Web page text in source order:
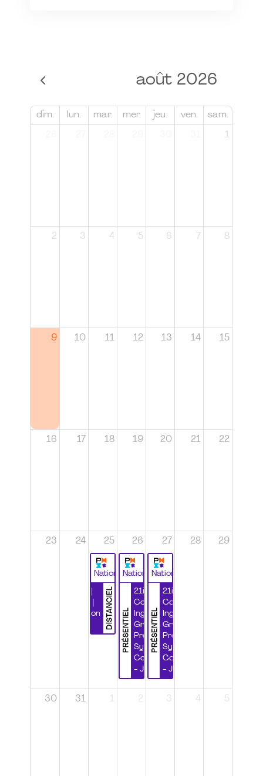
août 2026
dim. lun. mar. mer. jeu. ven. sam.
1
2 3 4 5 6 7 8
9 10 11 12 13 14 15
16 17 18 19 20 21 22
23 24 25
National
DISTANCIEL
Certification
26
National
PRÉSENTIEL
21ième
Congrès
Ingénierie
Grands
Projets et
Systèmes
Complexes
- Jour 1
27
National
PRÉSENTIEL
21ième
Congrès
Ingénierie
Grands
Projets et
Systèmes
Complexes
- Jour 2
28 29
30 31 1 2 3 4 5